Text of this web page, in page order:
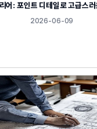
어: 포인트 디테일로 고급스
2026-06-09